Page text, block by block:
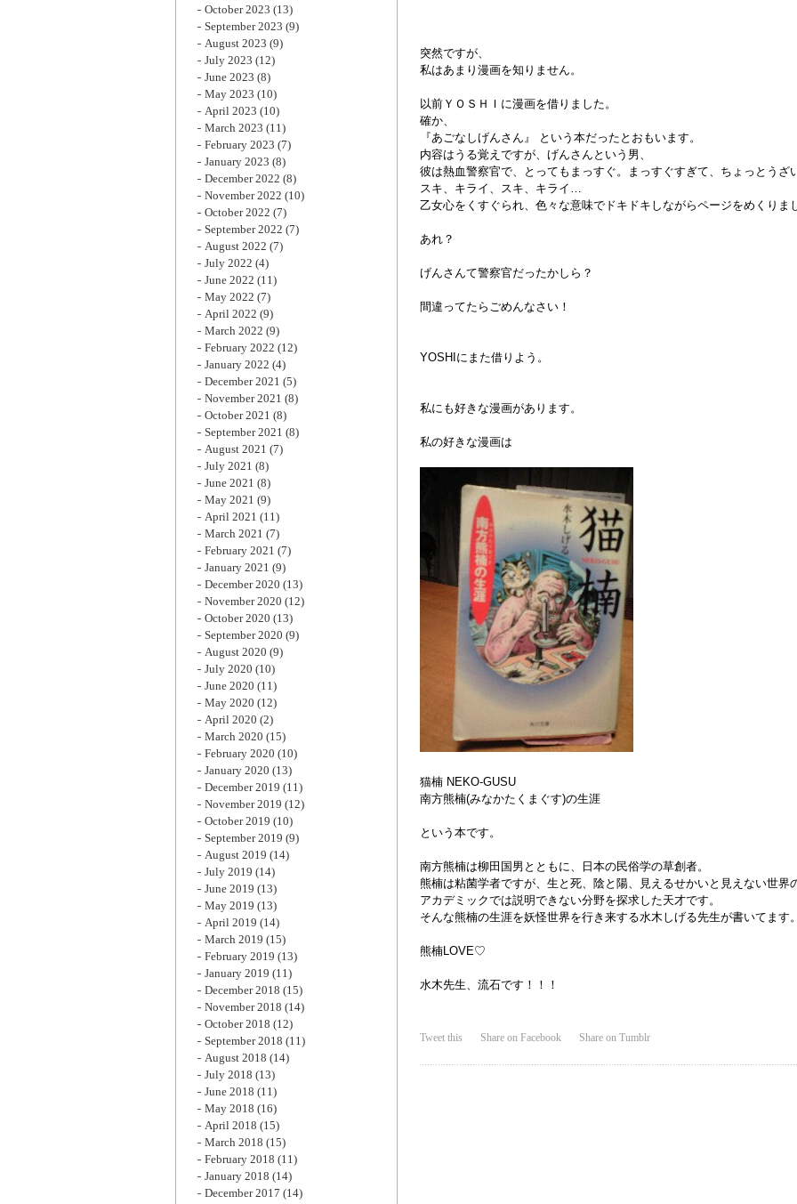
突然ですが、
私はあまり漫画を知りません。
以前ＹＯＳＨＩに漫画を借りました。
確か、
『あごなしげんさん』 という本だったとおもいます。
内容はうる覚えですが、げんさんという男、
彼は熱血警察官で、とってもまっすぐ。まっすぐすぎて、ちょっとうざ
スキ、キライ、スキ、キライ…
乙女心をくすぐられ、色々な意味でドキドキしながらページをめくりま
あれ？
げんさんて警察官だったかしら？
間違ってたらごめんなさい！
YOSHIにまた借りよう。
私にも好きな漫画があります。
私の好きな漫画は
猫楠 NEKO-GUSU
南方熊楠(みなかたくまぐす)の生涯
という本です。
南方熊楠は柳田国男とともに、日本の民俗学の草創者。
熊楠は粘菌学者ですが、生と死、陰と陽、見えるせかいと見えない世界
アカデミックでは説明できない分野を探求した天才です。
そんな熊楠の生涯を妖怪世界を行き来する水木しげる先生が書いてます。
熊楠LOVE♡
水木先生、流石です！！！
Tweet this Share on Facebook Share on Tumblr
October 2023 (13)
September 2023 (9)
August 2023 (9)
July 2023 (12)
June 2023 (8)
May 2023 (10)
April 2023 (10)
March 2023 (11)
February 2023 (7)
January 2023 (8)
December 2022 (8)
November 2022 (10)
October 2022 (7)
September 2022 (7)
August 2022 (7)
July 2022 (4)
June 2022 (11)
May 2022 (7)
April 2022 (9)
March 2022 (9)
February 2022 (12)
January 2022 (4)
December 2021 (5)
November 2021 (8)
October 2021 (8)
September 2021 (8)
August 2021 (7)
July 2021 (8)
June 2021 (8)
May 2021 (9)
April 2021 (11)
March 2021 (7)
February 2021 (7)
January 2021 (9)
December 2020 (13)
November 2020 (12)
October 2020 (13)
September 2020 (9)
August 2020 (9)
July 2020 (10)
June 2020 (11)
May 2020 (12)
April 2020 (2)
March 2020 (15)
February 2020 (10)
January 2020 (13)
December 2019 (11)
November 2019 (12)
October 2019 (10)
September 2019 (9)
August 2019 (14)
July 2019 (14)
June 2019 (13)
May 2019 (13)
April 2019 (14)
March 2019 (15)
February 2019 (13)
January 2019 (11)
December 2018 (15)
November 2018 (14)
October 2018 (12)
September 2018 (11)
August 2018 (14)
July 2018 (13)
June 2018 (11)
May 2018 (16)
April 2018 (15)
March 2018 (15)
February 2018 (11)
January 2018 (14)
December 2017 (14)